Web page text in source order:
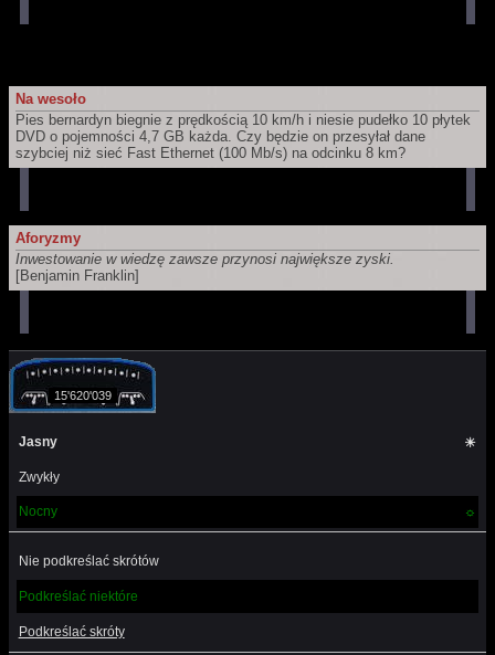
Na wesoło
Pies bernardyn biegnie z prędkością 10 km/h i niesie pudełko 10 płytek
DVD o pojemności 4,7 GB każda. Czy będzie on przesyłał dane
szybciej niż sieć Fast Ethernet (100 Mb/s) na odcinku 8 km?
Aforyzmy
Inwestowanie w wiedzę zawsze przynosi największe zyski.
[Benjamin Franklin]
15'620'039
Jasny ☀
Zwykły
Nocny ☼
Nie podkreślać skrótów
Podkreślać niektóre
Podkreślać skróty